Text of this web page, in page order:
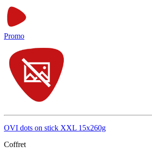
Promo
OVI dots on stick XXL 15x260g
Coffret